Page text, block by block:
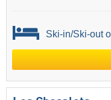
Ski-in/Ski-out